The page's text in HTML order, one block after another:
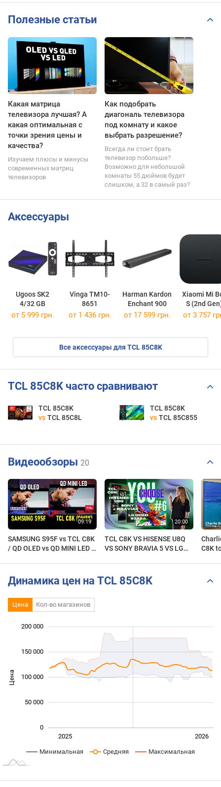
Полезные статьи
Какая матрица
телевизора лучшая? А
какая оптимальная с
точки зрения цены и
качества?
Изучаем плюсы и минусы
современных матриц
телевизоров
Как подобрать
диагональ телевизора
под комнату и какое
выбрать разрешение?
Всегда ли стоит брать
телевизор побольше?
Возможно для небольшой
комнаты 55 дюймов будет
слишком, а 32 в самый раз?
Аксессуары
Ugoos SK2
4/32 GB
Vinga TM10-
8651
Harman Kardon
Enchant 900
Xiaomi Mi
S (2nd
от 5 999 грн. от 1 436 грн. от 17 599 грн. от 3 757
Все аксессуары для TCL 85C8K
TCL 85C8K часто сравнивают
TCL 85C8K
vs TCL 85C8L
TCL 85C8K
vs TCL 85C855
Видеообзоры 20
SAMSUNG S95F vs TCL C8K
/ QD OLED vs QD MINI LED /
TCL C8K VS HISENSE U8Q
VS SONY BRAVIA 5 VS LG
TV's!
C8K
Динамика цен на TCL 85C8K
Цена Кол-во магазинов
Цена 100 000
0
50 000
100 000
150 000
200 000
Янв. 2025 2026
2025
Минимальная Средняя Максимальная